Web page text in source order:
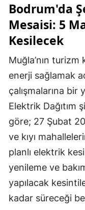
Bodrum'da
Mesaisi: 5
Kesilecek
Muğla’nın turizm
enerji sağlamak
çalışmalarına
Elektrik Dağıtım
göre; 27 Şubat
ve kıyı
planlı elektrik
yenileme ve
yapılacak
kadar süreceği